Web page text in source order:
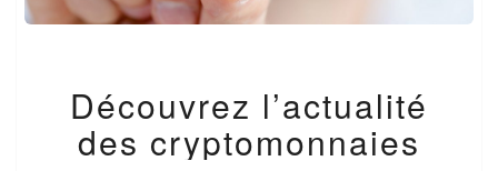
L’ACTUALITÉ
DES
CRYPTOMONNAIES
Découvrez l’actualité
des cryptomonnaies